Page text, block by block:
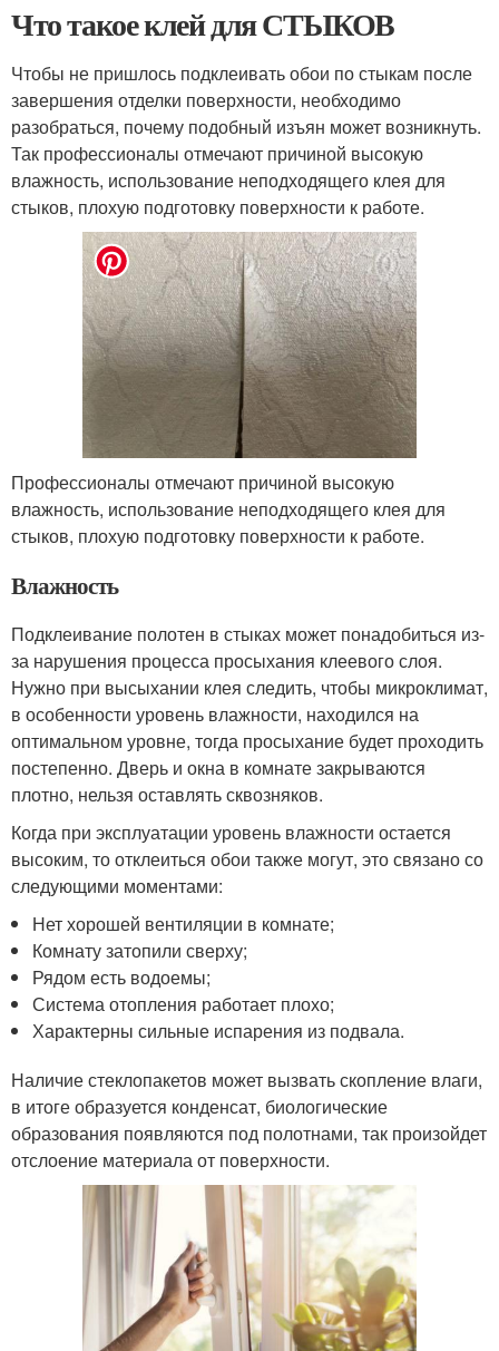
Что такое клей для СТЫКОВ
Чтобы не пришлось подклеивать обои по стыкам после
завершения отделки поверхности, необходимо
разобраться, почему подобный изъян может возникнуть.
Так профессионалы отмечают причиной высокую
влажность, использование неподходящего клея для
стыков, плохую подготовку поверхности к работе.
Профессионалы отмечают причиной высокую
влажность, использование неподходящего клея для
стыков, плохую подготовку поверхности к работе.
Влажность
Подклеивание полотен в стыках может понадобиться из-
за нарушения процесса просыхания клеевого слоя.
Нужно при высыхании клея следить, чтобы микроклимат,
в особенности уровень влажности, находился на
оптимальном уровне, тогда просыхание будет проходить
постепенно. Дверь и окна в комнате закрываются
плотно, нельзя оставлять сквозняков.
Когда при эксплуатации уровень влажности остается
высоким, то отклеиться обои также могут, это связано со
следующими моментами:
Нет хорошей вентиляции в комнате;
Комнату затопили сверху;
Рядом есть водоемы;
Система отопления работает плохо;
Характерны сильные испарения из подвала.
Наличие стеклопакетов может вызвать скопление влаги,
в итоге образуется конденсат, биологические
образования появляются под полотнами, так произойдет
отслоение материала от поверхности.